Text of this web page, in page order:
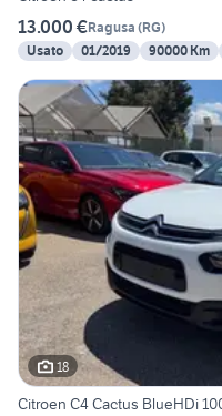
13.000 €Ragusa (RG)
Usato
01/2019 90000 Km
18
Citroen C4 Cactus BlueHDi